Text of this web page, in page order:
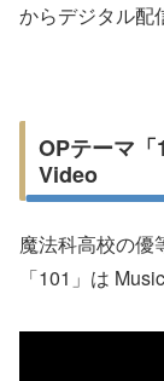
からデジタル配
OPテーマ
Video
魔法科高校の優
「101」は